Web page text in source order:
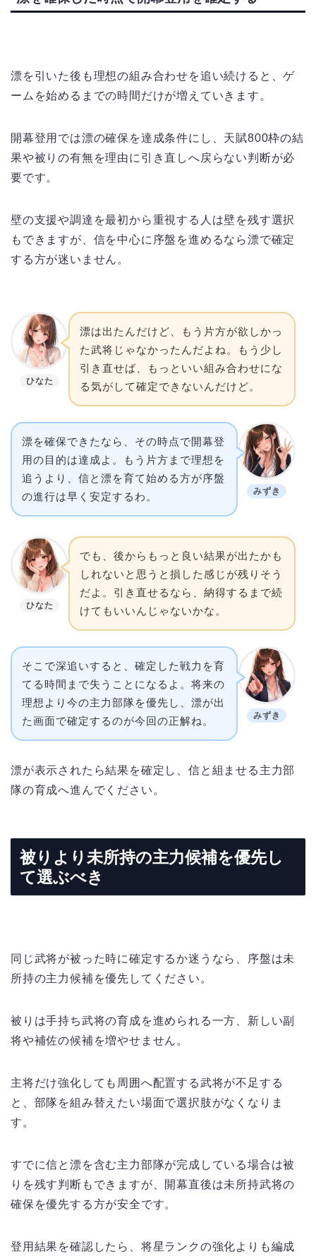
漂を引いた後も理想の組み合わせを追い続けると、ゲ
ームを始めるまでの時間だけが増えていきます。
開幕登用では漂の確保を達成条件にし、天賦800枠の結
果や被りの有無を理由に引き直しへ戻らない判断が必
要です。
壁の支援や調達を最初から重視する人は壁を残す選択
もできますが、信を中心に序盤を進めるなら漂で確定
する方が迷いません。
ひなた
漂は出たんだけど、もう片方が欲しかっ
た武将じゃなかったんだよね。もう少し
引き直せば、もっといい組み合わせにな
る気がして確定できないんだけど。
みずき
漂を確保できたなら、その時点で開幕登
用の目的は達成よ。もう片方まで理想を
追うより、信と漂を育て始める方が序盤
の進行は早く安定するわ。
ひなた
でも、後からもっと良い結果が出たかも
しれないと思うと損した感じが残りそう
だよ。引き直せるなら、納得するまで続
けてもいいんじゃないかな。
みずき
そこで深追いすると、確定した戦力を育
てる時間まで失うことになるよ。将来の
理想より今の主力部隊を優先し、漂が出
た画面で確定するのが今回の正解ね。
漂が表示されたら結果を確定し、信と組ませる主力部
隊の育成へ進んでください。
被りより未所持の主力候補を優先し
て選ぶべき
同じ武将が被った時に確定するか迷うなら、序盤は未
所持の主力候補を優先してください。
被りは手持ち武将の育成を進められる一方、新しい副
将や補佐の候補を増やせません。
主将だけ強化しても周囲へ配置する武将が不足する
と、部隊を組み替えたい場面で選択肢がなくなりま
す。
すでに信と漂を含む主力部隊が完成している場合は被
りを残す判断もできますが、開幕直後は未所持武将の
確保を優先する方が安全です。
登用結果を確認したら、将星ランクの強化よりも編成